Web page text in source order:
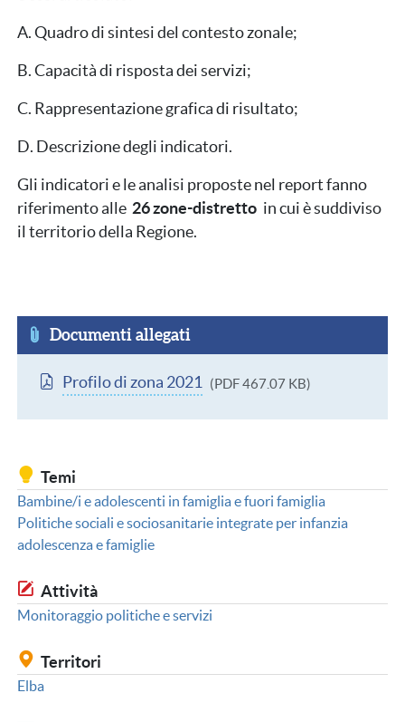
A. Quadro di sintesi del contesto zonale;
B. Capacità di risposta dei servizi;
C. Rappresentazione grafica di risultato;
D. Descrizione degli indicatori.
Gli indicatori e le analisi proposte nel report fanno
riferimento alle 26 zone-distretto in cui è suddiviso
il territorio della Regione.
Documenti allegati
Documento
Profilo di zona 2021 (PDF 467.07 KB)
Temi
Bambine/i e adolescenti in famiglia e fuori famiglia
Politiche sociali e sociosanitarie integrate per infanzia
adolescenza e famiglie
Attività
Monitoraggio politiche e servizi
Territori
Elba